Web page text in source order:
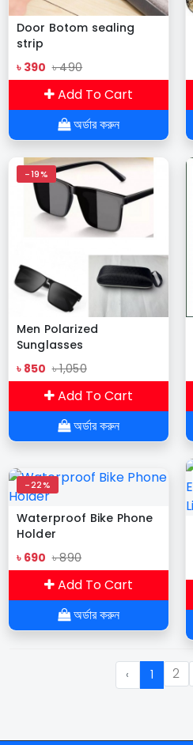
Door Botom sealing
strip
৳ 390 ৳ 490
Add To Cart
অর্ডার করুন
-19%
Men Polarized
Sunglasses
৳ 850 ৳ 1,050
Add To Cart
অর্ডার করুন
-22%
Waterproof Bike Phone
Holder
৳ 690 ৳ 890
Add To Cart
অর্ডার করুন
‹ 1 2